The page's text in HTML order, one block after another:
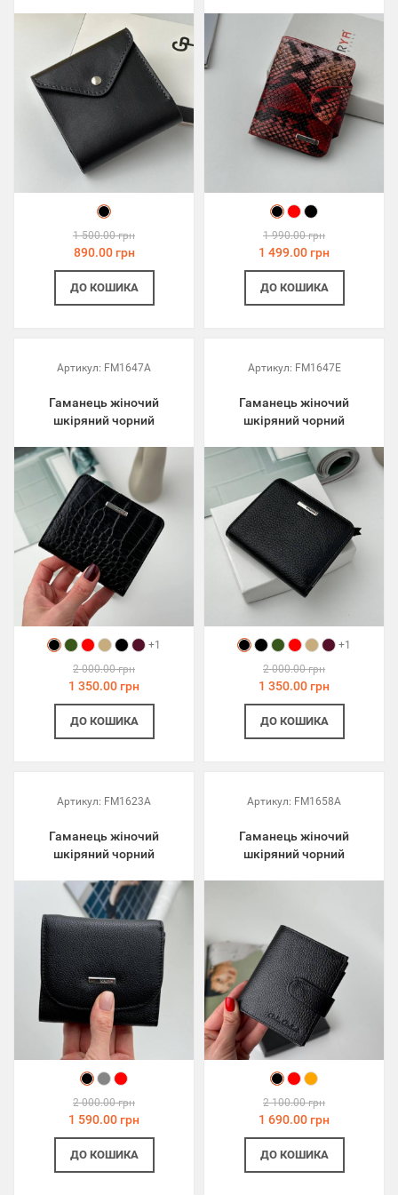
1 500.00 грн
890.00 грн
ДО КОШИКА
1 990.00 грн
1 499.00 грн
ДО КОШИКА
Артикул: FM1647A
Гаманець жіночий
шкіряний чорний
+1
2 000.00 грн
1 350.00 грн
ДО КОШИКА
Артикул: FM1647E
Гаманець жіночий
шкіряний чорний
+1
2 000.00 грн
1 350.00 грн
ДО КОШИКА
Артикул: FM1623A
Гаманець жіночий
шкіряний чорний
2 000.00 грн
1 590.00 грн
ДО КОШИКА
Артикул: FM1658A
Гаманець жіночий
шкіряний чорний
2 100.00 грн
1 690.00 грн
ДО КОШИКА